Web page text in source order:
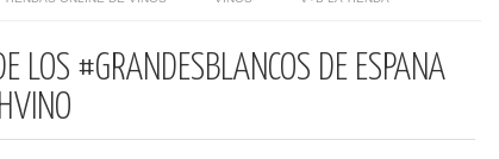
LOS #GRANDESBLANCOS DE ESPAÑA